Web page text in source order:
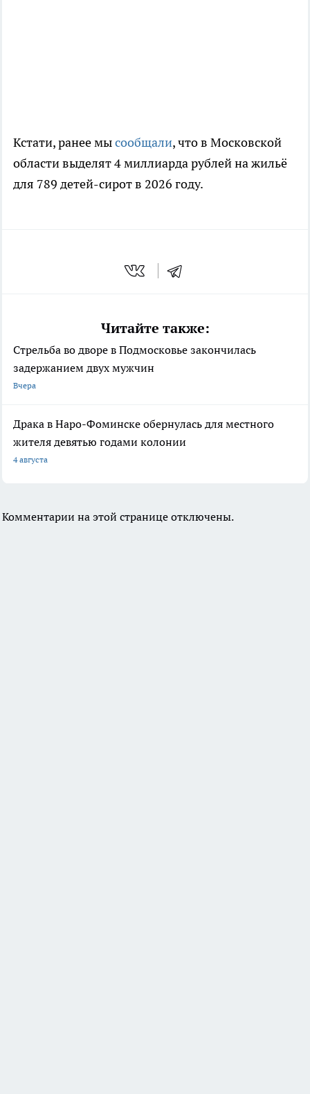
Кстати, ранее мысообщали, что в Московской
области выделят 4 миллиарда рублей на жильё
для 789 детей-сирот в 2026 году.
Читайте также:
Стрельба во дворе в Подмосковье закончилась
задержанием двух мужчин
Вчера
Драка в Наро-Фоминске обернулась для местного
жителя девятью годами колонии
4 августа
Комментарии на этой странице отключены.